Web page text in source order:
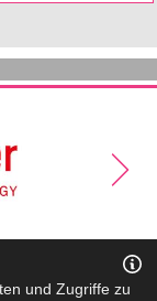
und Zugriffe zu